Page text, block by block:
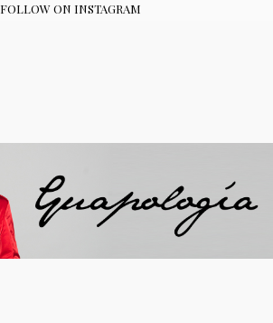
FOLLOW ON INSTAGRAM